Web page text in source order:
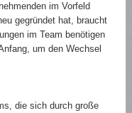
im Vorfeld
gegründet hat, braucht
im Team benötigen
um den Wechsel
die sich durch große